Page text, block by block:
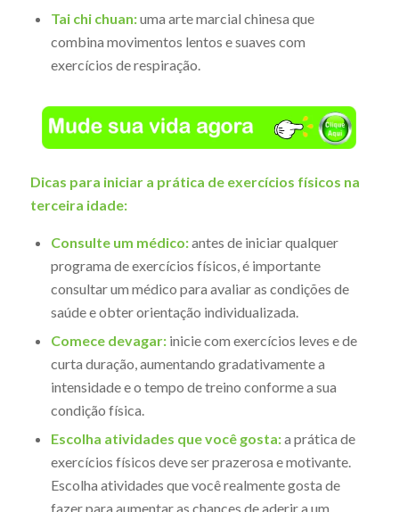
Tai chi chuan:uma arte marcial chinesa que
combina movimentos lentos e suaves com
exercícios de respiração.
Dicas para iniciar a prática de exercícios físicos na
terceira idade:
Consulte um médico:antes de iniciar qualquer
programa de exercícios físicos, é importante
consultar um médico para avaliar as condições de
saúde e obter orientação individualizada.
Comece devagar:inicie com exercícios leves e de
curta duração, aumentando gradativamente a
intensidade e o tempo de treino conforme a sua
condição física.
Escolha atividades que você gosta:a prática de
exercícios físicos deve ser prazerosa e motivante.
Escolha atividades que você realmente gosta de
fazer para aumentar as chances de aderir a um